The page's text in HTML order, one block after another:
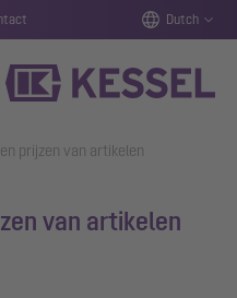
Dutch
prijzen van artikelen
van artikelen